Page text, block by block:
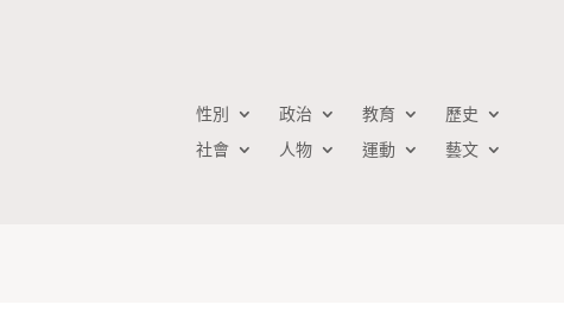
性別 政治 教育
歷史
社會
人物 運動 藝文